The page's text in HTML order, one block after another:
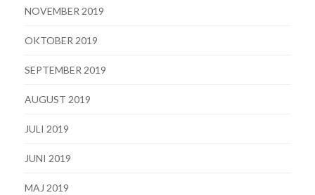
NOVEMBER 2019
OKTOBER 2019
SEPTEMBER 2019
AUGUST 2019
JULI 2019
JUNI 2019
MAJ 2019